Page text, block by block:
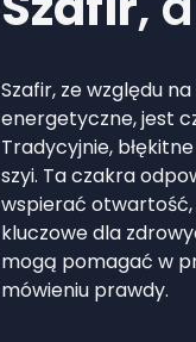
Szafir, ze względu
energetyczne, jest
Tradycyjnie,
szyi. Ta czakra
wspierać otwartość,
kluczowe dla
mogą pomagać w
mówieniu prawdy.